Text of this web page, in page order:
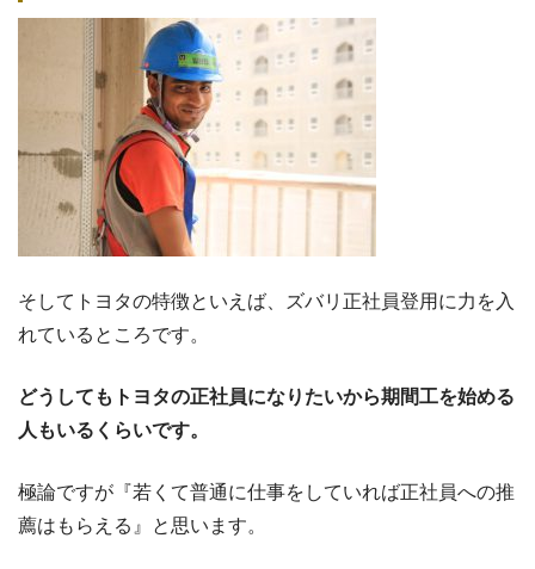
そしてトヨタの特徴といえば、ズバリ正社員登用に力を入
れているところです。
どうしてもトヨタの正社員になりたいから期間工を始める
人もいるくらいです。
極論ですが『若くて普通に仕事をしていれば正社員への推
薦はもらえる』と思います。